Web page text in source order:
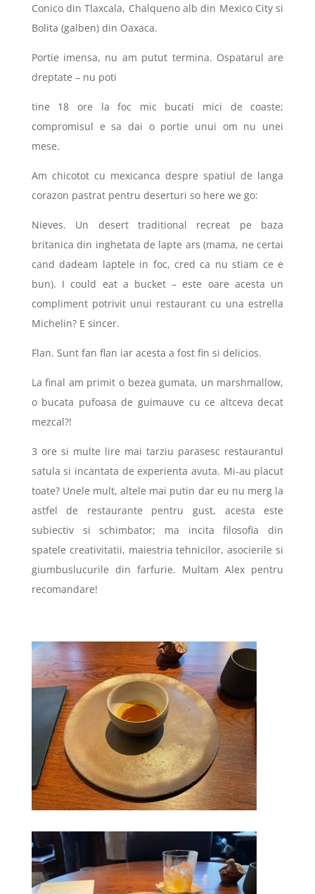
Conico din Tlaxcala, Chalqueno alb din Mexico City si
Bolita (galben) din Oaxaca.
Portie imensa, nu am putut termina. Ospatarul are
dreptate – nu poti
tine 18 ore la foc mic bucati mici de coaste;
compromisul e sa dai o portie unui om nu unei
mese.
Am chicotot cu mexicanca despre spatiul de langa
corazon pastrat pentru deserturi so here we go:
Nieves. Un desert traditional recreat pe baza
britanica din inghetata de lapte ars (mama, ne certai
cand dadeam laptele in foc, cred ca nu stiam ce e
bun). I could eat a bucket – este oare acesta un
compliment potrivit unui restaurant cu una estrella
Michelin? E sincer.
Flan. Sunt fan flan iar acesta a fost fin si delicios.
La final am primit o bezea gumata, un marshmallow,
o bucata pufoasa de guimauve cu ce altceva decat
mezcal?!
3 ore si multe lire mai tarziu parasesc restaurantul
satula si incantata de experienta avuta. Mi-au placut
toate? Unele mult, altele mai putin dar eu nu merg la
astfel de restaurante pentru gust, acesta este
subiectiv si schimbator; ma incita filosofia din
spatele creativitatii, maiestria tehnicilor, asocierile si
giumbuslucurile din farfurie. Multam Alex pentru
recomandare!